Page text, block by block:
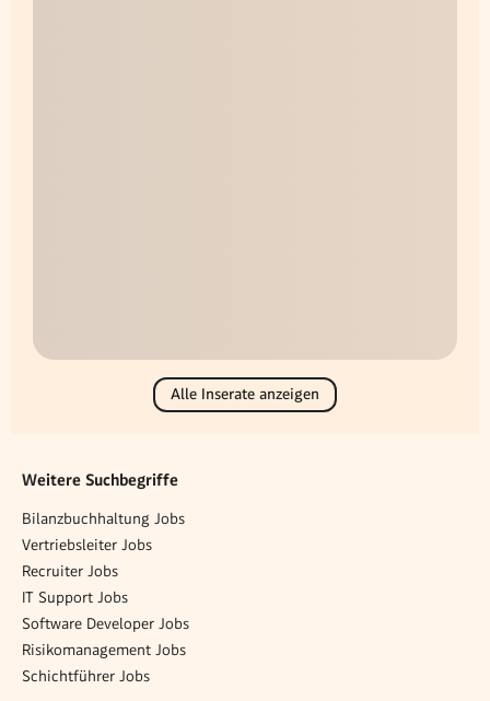
Alle Inserate anzeigen
Weitere Suchbegriffe
Bilanzbuchhaltung Jobs
Vertriebsleiter Jobs
Recruiter Jobs
IT Support Jobs
Software Developer Jobs
Risikomanagement Jobs
Schichtführer Jobs